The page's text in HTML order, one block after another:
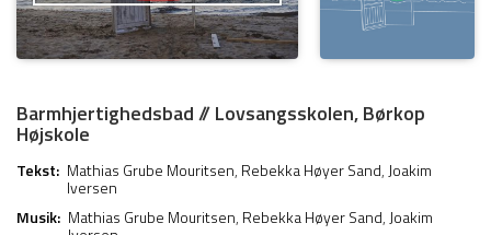
Barmhjertighedsbad // Lovsangsskolen, Børkop
Højskole
Tekst: Mathias Grube Mouritsen, Rebekka Høyer Sand,Joakim
Iversen
Musik: Mathias Grube Mouritsen, Rebekka Høyer Sand, Joakim